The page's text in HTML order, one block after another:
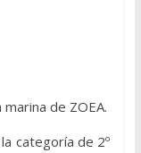
de ZOEA.
categoría de 2º